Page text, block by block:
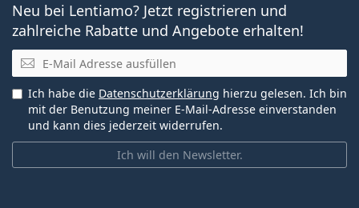
Neu bei Lentiamo? Jetzt registrieren und
zahlreiche Rabatte und Angebote erhalten!
E-Mail
Ich will den Newsletter.
Ich habe die Datenschutzerklärung hierzu gelesen. Ich bin
mit der Benutzung meiner E-Mail-Adresse einverstanden
und kann dies jederzeit widerrufen.